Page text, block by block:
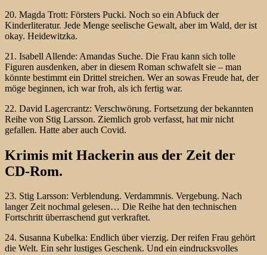
20. Magda Trott: Försters Pucki. Noch so ein Abfuck der
Kinderliteratur. Jede Menge seelische Gewalt, aber im Wald, der ist
okay. Heidewitzka.
21. Isabell Allende: Amandas Suche. Die Frau kann sich tolle
Figuren ausdenken, aber in diesem Roman schwafelt sie – man
könnte bestimmt ein Drittel streichen. Wer an sowas Freude hat, der
möge beginnen, ich war froh, als ich fertig war.
22. David Lagercrantz: Verschwörung. Fortsetzung der bekannten
Reihe von Stig Larsson. Ziemlich grob verfasst, hat mir nicht
gefallen. Hatte aber auch Covid.
Krimis mit Hackerin aus der Zeit der
CD-Rom.
23. Stig Larsson: Verblendung. Verdammnis. Vergebung. Nach
langer Zeit nochmal gelesen… Die Reihe hat den technischen
Fortschritt überraschend gut verkraftet.
24. Susanna Kubelka: Endlich über vierzig. Der reifen Frau gehört
die Welt. Ein sehr lustiges Geschenk. Und ein eindrucksvolles